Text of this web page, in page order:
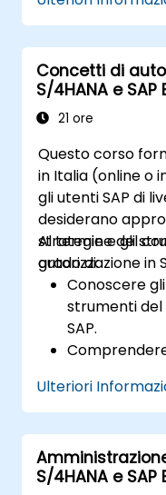
una gestione
Gestire in
integrazione
risolvere
Conoscere
di
problemi.
Sviluppare
interpretare
progettuali
Concetti di
S/4HANA e
21 ore
Questo corso
in Italia (online o
gli utenti SAP di
desiderano
strategie e gli
autorizzazione in
Al termine del
grado di:
Conoscere
strumenti del
SAP.
Utilizzare la
ed
Ulteriori
S/4HANA e